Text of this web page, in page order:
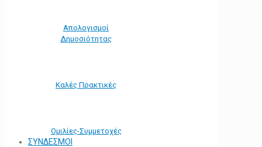
Απολογισμοί
Δημοσιότητας
Καλές Πρακτικές
Ομιλίες-Συμμετοχές
ΣΥΝΔΕΣΜΟΙ